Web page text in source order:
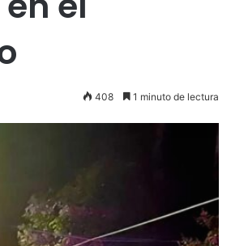
408 1 minuto de lectura